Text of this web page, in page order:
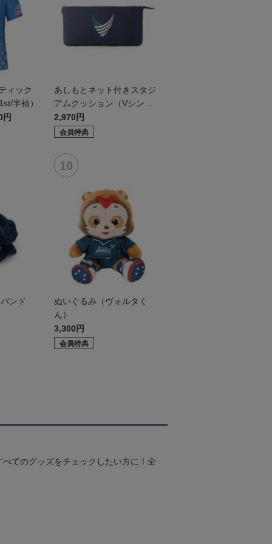
ィック
半袖）
円
あしもとネット付きスタジ
アムクッション（Vシンボ
ル）
2,970円
会員特典
ンド
ぬいぐるみ（ヴォルタく
ん）
3,300円
会員特典
てのグッズをチェックしたい方に！全